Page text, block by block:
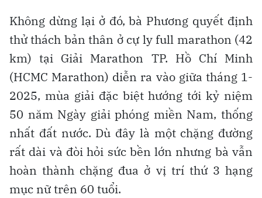
Không dừng lại ở đó, bà Phương quyết định
thử thách bản thân ở cự ly full marathon (42
km) tại Giải Marathon TP. Hồ Chí Minh
(HCMC Marathon) diễn ra vào giữa tháng 1-
2025, mùa giải đặc biệt hướng tới kỷ niệm
50 năm Ngày giải phóng miền Nam, thống
nhất đất nước. Dù đây là một chặng đường
rất dài và đòi hỏi sức bền lớn nhưng bà vẫn
hoàn thành chặng đua ở vị trí thứ 3 hạng
mục nữ trên 60 tuổi.